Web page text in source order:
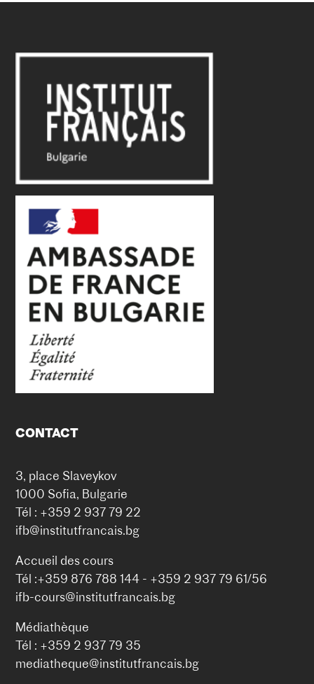
CONTACT
3, place Slaveykov
1000 Sofia, Bulgarie
Tél : +359 2 937 79 22
ifb@institutfrancais.bg
Accueil des cours
Tél :+359 876 788 144 - +359 2 937 79 61/56
ifb-cours@institutfrancais.bg
Médiathèque
Tél : +359 2 937 79 35
mediatheque@institutfrancais.bg